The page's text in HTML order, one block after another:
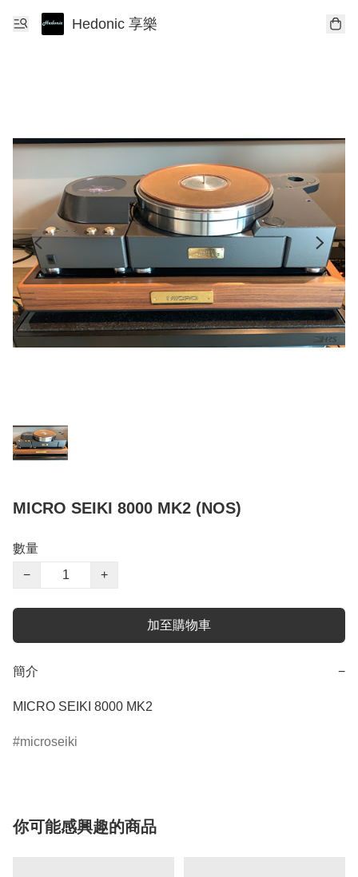
Hedonic 享樂
MICRO SEIKI 8000 MK2 (NOS)
數量
−
+
加至購物車
簡介 −
MICRO SEIKI 8000 MK2
microseiki
你可能感興趣的商品